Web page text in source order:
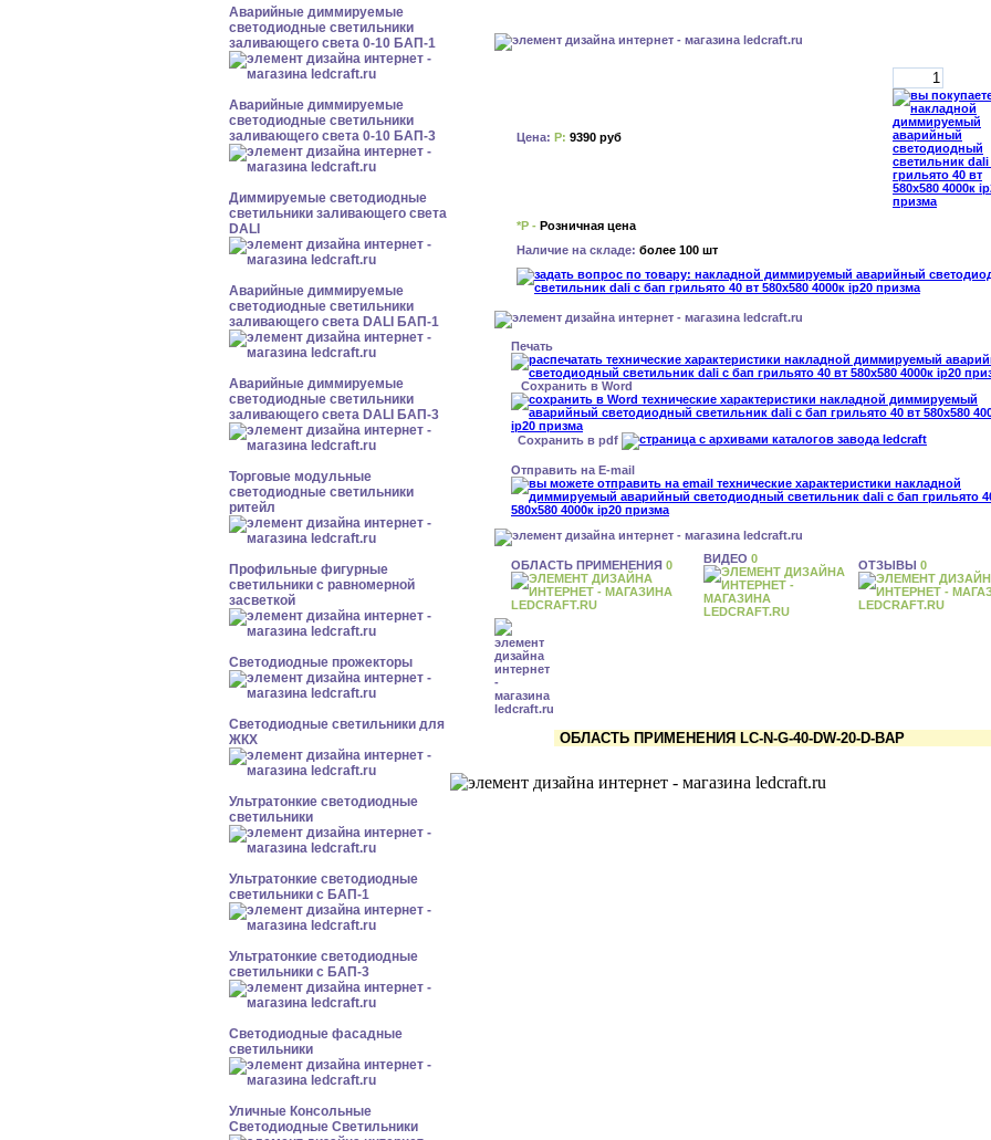
Аварийные диммируемые
светодиодные светильники
заливающего света 0-10 БАП-1
Аварийные диммируемые
светодиодные светильники
заливающего света 0-10 БАП-3
Диммируемые светодиодные
светильники заливающего света
DALI
Аварийные диммируемые
светодиодные светильники
заливающего света DALI БАП-1
Аварийные диммируемые
светодиодные светильники
заливающего света DALI БАП-3
Торговые модульные
светодиодные светильники
ритейл
Профильные фигурные
светильники с равномерной
засветкой
Светодиодные прожекторы
Светодиодные светильники для
ЖКХ
Ультратонкие светодиодные
светильники
Ультратонкие светодиодные
светильники с БАП-1
Ультратонкие светодиодные
светильники с БАП-3
Светодиодные фасадные
светильники
Уличные Консольные
Светодиодные Светильники
Цена: Р: 9390 руб
*Р - Розничная цена
Наличие на складе: более 100 шт
Печать
Сохранить в Word
Сохранить в pdf
Отправить на E-mail
ОБЛАСТЬ ПРИМЕНЕНИЯ 0 ВИДЕО 0 ОТЗЫВЫ 0
ОБЛАСТЬ ПРИМЕНЕНИЯ LC-N-G-40-DW-20-D-BAP